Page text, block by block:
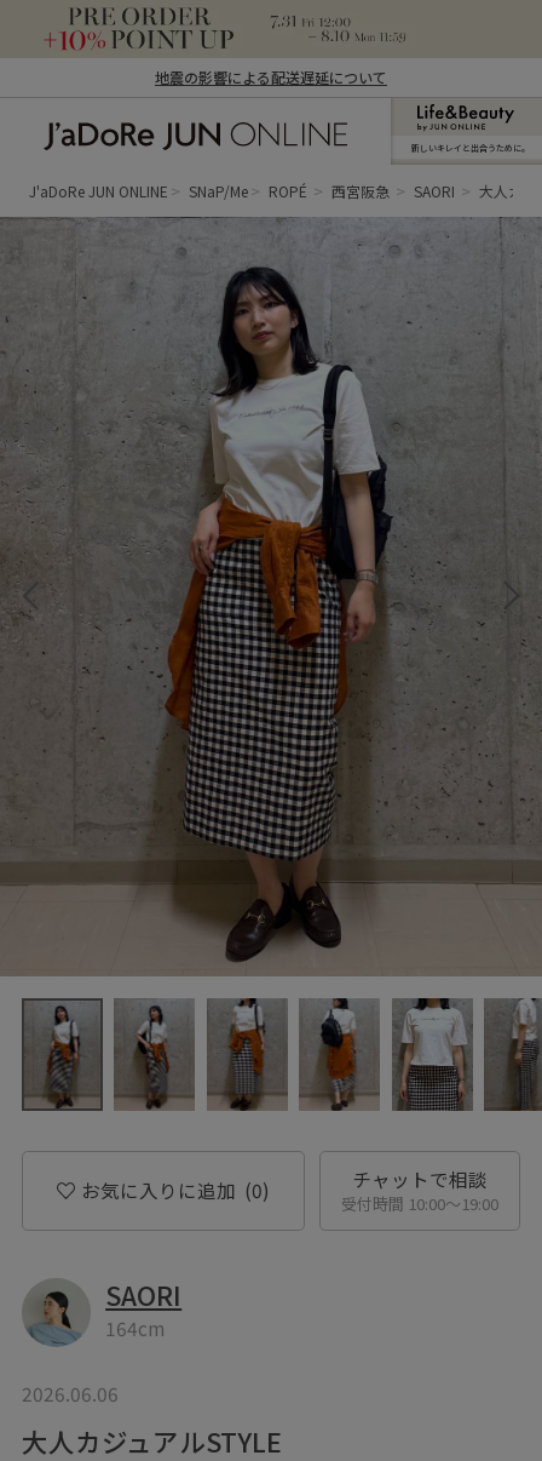
地震の影響による配送遅延について
ン オンライン）
新しいキレイと出合うために。
J'aDoRe JUN ONLINE SNaP/Me ROPÉ 西宮阪急 SAORI 大人カジ
お気に入りに追加 (0) チャットで相談
受付時間 10:00〜19:00
SAORI
164cm
2026.06.06
大人カジュアルSTYLE